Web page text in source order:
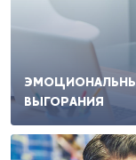
ВЫГОРАНИЯ